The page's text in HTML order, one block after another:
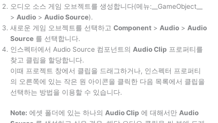
오디오 소스 게임 오브젝트를 생성합니다(메뉴:__GameObject__
> Audio > Audio Source).
새로운 게임 오브젝트를 선택하고Component > Audio > Audio
Source 를 선택합니다.
인스펙터에서 Audio Source 컴포넌트의 Audio Clip 프로퍼티를
찾고 클립을 할당합니다.
이때 프로젝트 창에서 클립을 드래그하거나, 인스펙터 프로퍼티
의 오른쪽에 있는 작은 원 아이콘을 클릭한 다음 목록에서 클립을
선택하는 방법을 이용할 수 있습니다.
Note: 에셋 폴더에 있는 하나의Audio Clip 에 대해서만Audio